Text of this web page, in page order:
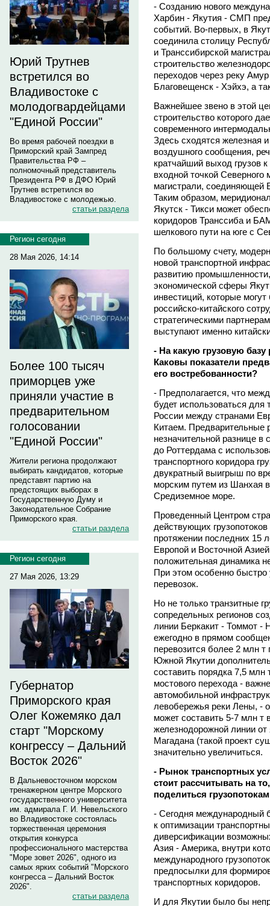
Юрий Трутнев
встретился во
Владивостоке с
молодогвардейцами
"Единой России"
Во время рабочей поездки в
Приморский край Зампред
Правительства РФ –
полномочный представитель
Президента РФ в ДФО Юрий
Трутнев встретился во
Владивостоке с молодежью.
статьи раздела
Регион сегодня
28 Мая 2026, 14:14
Более 100 тысяч
приморцев уже
приняли участие в
предварительном
голосовании
"Единой России"
Жители региона продолжают
выбирать кандидатов, которые
представят партию на
предстоящих выборах в
Государственную Думу и
Законодательное Собрание
Приморского края.
статьи раздела
Регион сегодня
27 Мая 2026, 13:29
Губернатор
Приморского края
Олег Кожемяко дал
старт "Морскому
конгрессу – Дальний
Восток 2026"
В Дальневосточном морском
тренажерном центре Морского
государственного университета
им. адмирала Г. И. Невельского
во Владивостоке состоялась
торжественная церемония
открытия конкурса
профессионального мастерства
"Море зовет 2026", одного из
самых ярких событий "Морского
конгресса – Дальний Восток
2026".
статьи раздела
- Созданию нового
Харбин - Якутия - СМП
событий. Во-первых, в
соединила столицу
и Транссибирской
строительство
переходов через реку
Благовещенск - Хэйхэ, а
Важнейшее звено в этой
строительство которого
современного
Здесь сходятся железная
воздушного сообщения,
кратчайший выход грузов
входной точкой Северного
магистрали, соединяющей
Таким образом,
Якутск - Тикси может
коридоров Транссиба и
шелкового пути на юге с
По большому счету,
новой транспортной
развитию
экономической сферы
инвестиций, которые
российско-китайского
стратегическими
выступают именно
- На какую грузовую
Каковы показатели
его востребованности?
- Предполагается, что
будет использоваться для
России между странами
Китаем. Предварительные
незначительной разнице в
до Роттердама с
транспортного коридора
двукратный выигрыш по
морским путем из Шанхая
Средиземное море.
Проведенный Центром
действующих
протяжении последних 15
Европой и Восточной
положительная динамика
При этом особенно
перевозок.
Но не только транзитные
сопредельных регионов
линии Беркакит - Томмот -
ежегодно в прямом
перевозится более 2 млн т
Южной Якутии
составить порядка 7,5 млн
мостового перехода -
автомобильной
левобережья реки Лены, -
может составить 5-7 млн т
железнодорожной линии от
Магадана (такой проект
значительно увеличиться.
- Рынок транспортных
стоит рассчитывать на
поделиться
- Сегодня международный
к оптимизации
диверсификации
Азия - Америка, внутри
международного
предпосылки для
транспортных коридоров.
И для Якутии было бы